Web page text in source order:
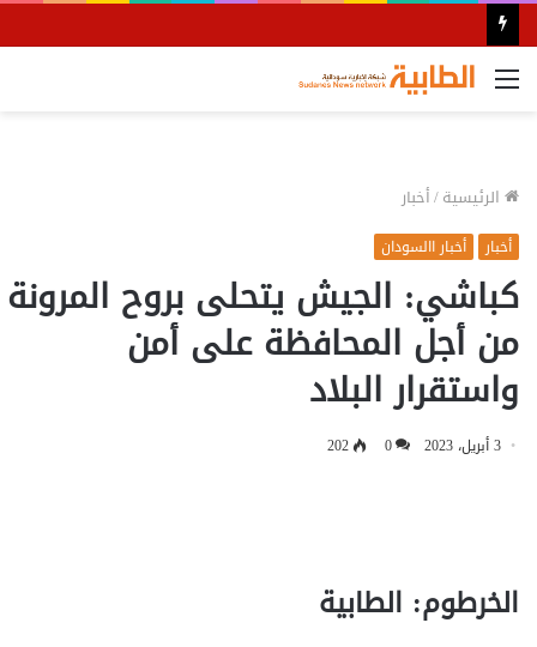
القائمة
الرئيسية/أخبار
أخبار أخبار االسودان
كباشي: الجيش يتحلى بروح المرونة
من أجل المحافظة على أمن
واستقرار البلاد
3 أبريل، 2023 0
202
الخرطوم: الطابية